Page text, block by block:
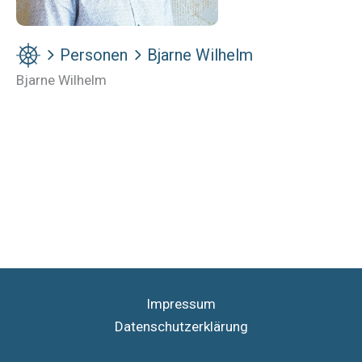
Personen Bjarne Wilhelm
Bjarne Wilhelm
Impressum
Datenschutzerklärung